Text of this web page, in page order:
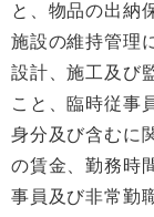
と、物品の出納
施設の維持管理
設計、施工及び
こと、臨時従事
身分及び含むに
の賃金、勤務時
事員及び非常勤